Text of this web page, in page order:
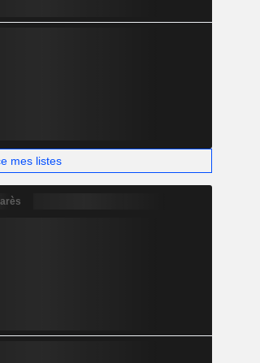
CT MT LT
mes listes